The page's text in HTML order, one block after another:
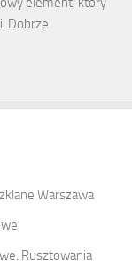
Dobrze
Warszawa
Rusztowania